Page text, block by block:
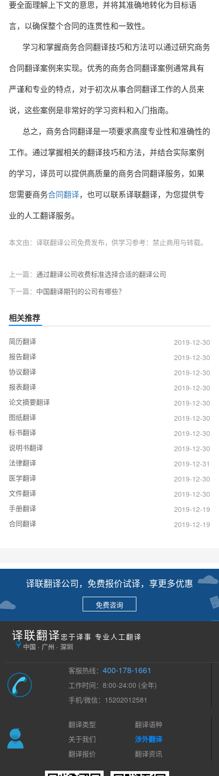
要全面理解上下文的意思，并将其准确地转化为目标语
言，以确保整个合同的连贯性和一致性。
学习和掌握商务合同翻译技巧和方法可以通过研究商务
合同翻译案例来实现。优秀的商务合同翻译案例通常具有
严谨和专业的特点，对于初次从事合同翻译工作的人员来
说，这些案例是非常好的学习资料和入门指南。
总之，商务合同翻译是一项要求高度专业性和准确性的
工作。通过掌握相关的翻译技巧和方法，并结合实际案例
的学习，译员可以提供高质量的商务合同翻译服务，如果
您需要商务合同翻译，也可以联系译联翻译，为您提供专
业的人工翻译服务。
本文由：译联翻译公司免费发布，供学习参考：禁止商用与转载。
上一篇： 通过翻译公司收费标准选择合适的翻译公司
下一篇： 中国翻译期刊的公司有哪些？
相关推荐
简历翻译
2019-12-30
报告翻译
2019-12-30
协议翻译
2019-12-30
报表翻译
2019-12-30
论文摘要翻译
2019-12-30
图纸翻译
2019-12-30
标书翻译
2019-12-30
说明书翻译
2019-12-30
法律翻译
2019-12-31
医学翻译
2019-12-30
文件翻译
2019-12-30
手册翻译
2019-12-19
合同翻译
2019-12-19
译联翻译公司，免费报价试译，享更多优惠
免费咨询
译联翻译 忠于译事 专业人工翻译
中国 · 广州 · 深圳
客服热线：400-178-1661
工作时间：8:00-24:00 (全年)
手机/微信：15202012581
翻译类型
翻译语种
关于我们
涉外翻译
翻译报价
翻译资讯